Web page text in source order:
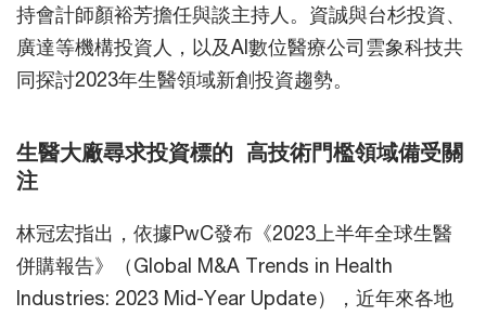
持會計師顏裕芳擔任與談主持人。資誠與台杉投資、
廣達等機構投資人，以及AI數位醫療公司雲象科技共
同探討2023年生醫領域新創投資趨勢。
生醫大廠尋求投資標的 高技術門檻領域備受關
注
林冠宏指出，依據PwC發布《2023上半年全球生醫
併購報告》（Global M&A Trends in Health
Industries: 2023 Mid-Year Update），近年來各地